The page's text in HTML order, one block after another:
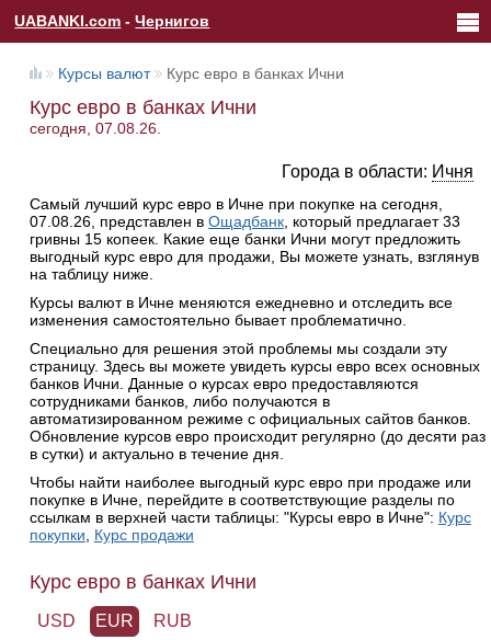
UABANKI.com -Чернигов
Курсы валют Курс евро в банках Ични
Курс евро в банках Ични
сегодня, 07.08.26.
Города в области: Ичня
Самый лучший курс евро в Ичне при покупке на сегодня,
07.08.26, представлен в Ощадбанк, который предлагает 33
гривны 15 копеек. Какие еще банки Ични могут предложить
выгодный курс евро для продажи, Вы можете узнать, взглянув
на таблицу ниже.
Курсы валют в Ичне меняются ежедневно и отследить все
изменения самостоятельно бывает проблематично.
Специально для решения этой проблемы мы создали эту
страницу. Здесь вы можете увидеть курсы евро всех основных
банков Ични. Данные о курсах евро предоставляются
сотрудниками банков, либо получаются в
автоматизированном режиме с официальных сайтов банков.
Обновление курсов евро происходит регулярно (до десяти раз
в сутки) и актуально в течение дня.
Чтобы найти наиболее выгодный курс евро при продаже или
покупке в Ичне, перейдите в соответствующие разделы по
ссылкам в верхней части таблицы: "Курсы евро в Ичне": Курс
покупки
Курс продажи
Курс евро в банках Ични
USD EUR RUB